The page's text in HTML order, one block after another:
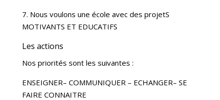
7. Nous voulons une école avec des projetS
MOTIVANTS ET EDUCATIFS
Les actions
Nos priorités sont les suivantes :
ENSEIGNER– COMMUNIQUER – ECHANGER– SE
FAIRE CONNAITRE